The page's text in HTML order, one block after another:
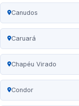
Canudos
Caruará
Chapéu Virado
Condor